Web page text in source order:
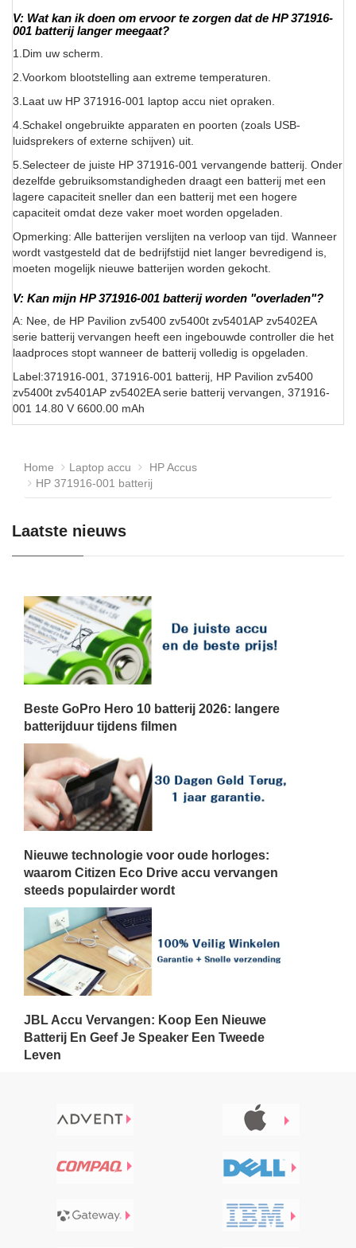
V: Wat kan ik doen om ervoor te zorgen dat de HP 371916-
001 batterij langer meegaat?
1.Dim uw scherm.
2.Voorkom blootstelling aan extreme temperaturen.
3.Laat uw HP 371916-001 laptop accu niet opraken.
4.Schakel ongebruikte apparaten en poorten (zoals USB-
luidsprekers of externe schijven) uit.
5.Selecteer de juiste HP 371916-001 vervangende batterij. Onder
dezelfde gebruiksomstandigheden draagt een batterij met een
lagere capaciteit sneller dan een batterij met een hogere
capaciteit omdat deze vaker moet worden opgeladen.
Opmerking: Alle batterijen verslijten na verloop van tijd. Wanneer
wordt vastgesteld dat de bedrijfstijd niet langer bevredigend is,
moeten mogelijk nieuwe batterijen worden gekocht.
V: Kan mijn HP 371916-001 batterij worden "overladen"?
A: Nee, de HP Pavilion zv5400 zv5400t zv5401AP zv5402EA
serie batterij vervangen heeft een ingebouwde controller die het
laadproces stopt wanneer de batterij volledig is opgeladen.
Label:371916-001, 371916-001 batterij, HP Pavilion zv5400
zv5400t zv5401AP zv5402EA serie batterij vervangen, 371916-
001 14.80 V 6600.00 mAh
Home Laptop accu
HP Accus
HP 371916-001 batterij
Laatste nieuws
Beste GoPro Hero 10 batterij 2026: langere
batterijduur tijdens filmen
Nieuwe technologie voor oude horloges:
waarom Citizen Eco Drive accu vervangen
steeds populairder wordt
JBL Accu Vervangen: Koop Een Nieuwe
Batterij En Geef Je Speaker Een Tweede
Leven